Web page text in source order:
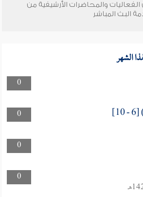
والمحاضرات الأرشيفية من
البث المباشر
الشهر
0
0
0
0